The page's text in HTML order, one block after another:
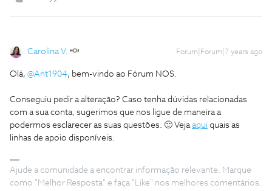
Carolina V. Forum|Forum|7 years ago
Olá, @Ant1904, bem-vindo ao Fórum NOS.
Conseguiu pedir a alteração? Caso tenha dúvidas relacionadas
com a sua conta, sugerimos que nos ligue de maneira a
podermos esclarecer as suas questões. 🙂 Vejaaqui quais as
linhas de apoio disponíveis.
Ajude a comunidade a encontrar informação relevante. Marque
como "Melhor Resposta" e faça "Like" nos melhores comentários.